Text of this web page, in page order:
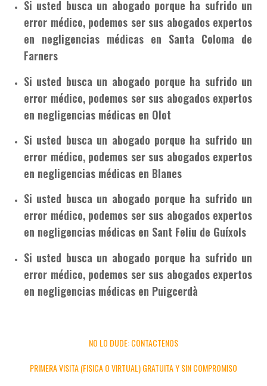
Si usted busca un abogado porque ha sufrido un
error médico, podemos ser sus abogados expertos
en negligencias médicas en Santa Coloma de
Farners
Si usted busca un abogado porque ha sufrido un
error médico, podemos ser sus abogados expertos
en negligencias médicas en Olot
Si usted busca un abogado porque ha sufrido un
error médico, podemos ser sus abogados expertos
en negligencias médicas en Blanes
Si usted busca un abogado porque ha sufrido un
error médico, podemos ser sus abogados expertos
en negligencias médicas en Sant Feliu de Guíxols
Si usted busca un abogado porque ha sufrido un
error médico, podemos ser sus abogados expertos
en negligencias médicas en Puigcerdà
NO LO DUDE: CONTACTENOS
PRIMERA VISITA (FISICA O VIRTUAL) GRATUITA Y SIN COMPROMISO